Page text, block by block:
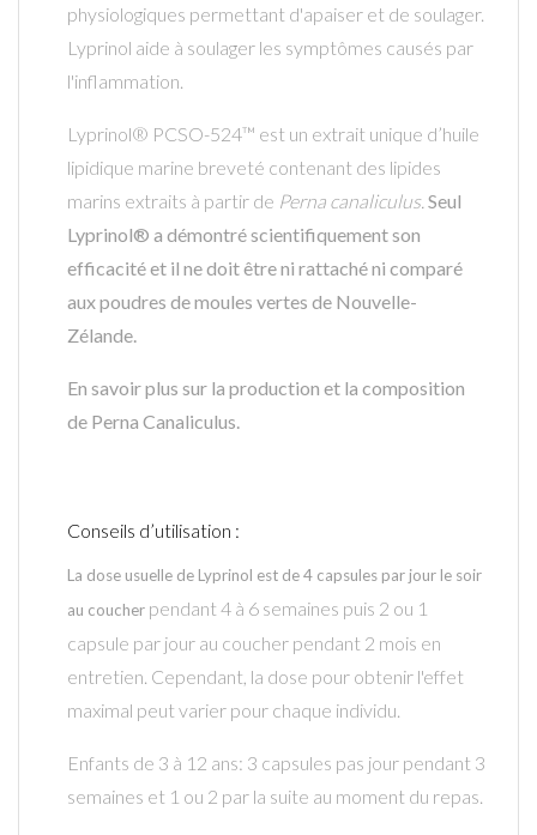
physiologiques permettant d'apaiser et de soulager.
Lyprinol aide à soulager les symptômes causés par
l'inflammation.
Lyprinol® PCSO-524™ est un extrait unique d’huile
lipidique marine breveté contenant des lipides
marins extraits à partir de Perna canaliculus. Seul
Lyprinol® a démontré scientifiquement son
efficacité et il ne doit être ni rattaché ni comparé
aux poudres de moules vertes de Nouvelle-
Zélande.
En savoir plus sur la production et la composition
de Perna Canaliculus.
Conseils d’utilisation :
La dose usuelle de Lyprinol est de 4 capsules par jour le soir
au coucher pendant 4 à 6 semaines puis 2 ou 1
capsule par jour au coucher pendant 2 mois en
entretien. Cependant, la dose pour obtenir l'effet
maximal peut varier pour chaque individu.
Enfants de 3 à 12 ans: 3 capsules pas jour pendant 3
semaines et 1 ou 2 par la suite au moment du repas.